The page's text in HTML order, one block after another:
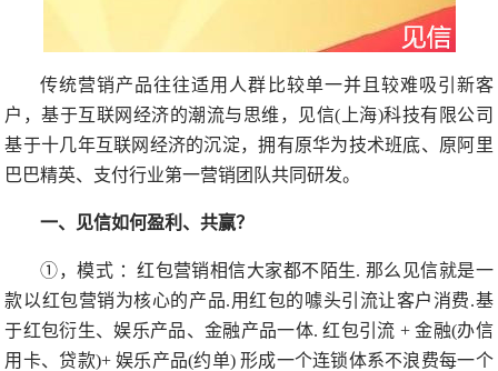
传统营销产品往往适用人群比较单一并且较难吸引新客
户，基于互联网经济的潮流与思维，见信(上海)科技有限公司
基于十几年互联网经济的沉淀，拥有原华为技术班底、原阿里
巴巴精英、支付行业第一营销团队共同研发。
一、见信如何盈利、共赢？
①，模式 ：红包营销相信大家都不陌生. 那么见信就是一
款以红包营销为核心的产品.用红包的噱头引流让客户消费.基
于红包衍生、娱乐产品、金融产品一体. 红包引流 + 金融(办信
用卡、贷款)+ 娱乐产品(约单) 形成一个连锁体系不浪费每一个